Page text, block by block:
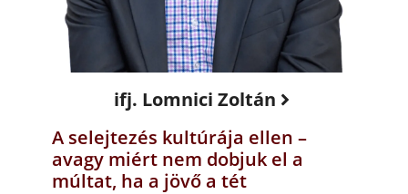
ifj. Lomnici Zoltán
A selejtezés kultúrája ellen –
avagy miért nem dobjuk el a
múltat, ha a jövő a tét